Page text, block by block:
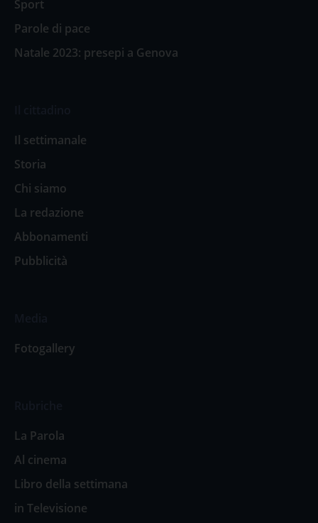
Sport
Parole di pace
Natale 2023: presepi a Genova
Il settimanale
Storia
Chi siamo
La redazione
Abbonamenti
Pubblicità
Fotogallery
La Parola
Al cinema
Libro della settimana
in Televisione